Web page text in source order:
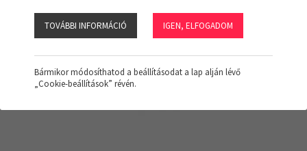
TOVÁBBI INFORMÁCIÓ IGEN, ELFOGADOM
Bármikor módosíthatod a beállításodat a lap alján lévő
„Cookie-beállítások” révén.